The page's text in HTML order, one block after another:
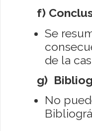
f)
Se
de la
g)
No